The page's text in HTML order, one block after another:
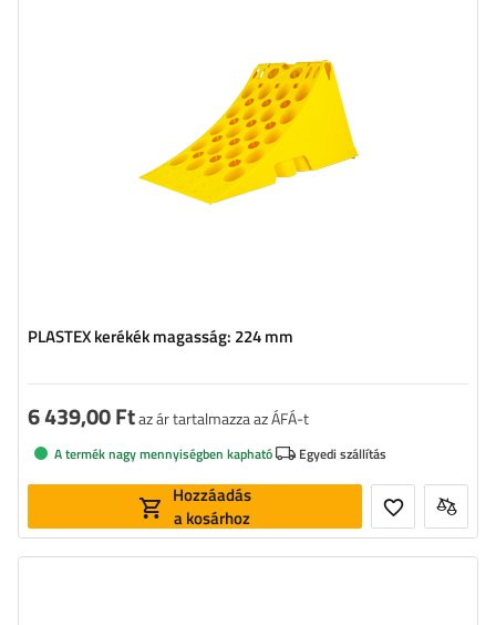
PLASTEX kerékék magasság: 224 mm
6 439,00 Ftaz ár tartalmazza az ÁFÁ-t
A termék nagy mennyiségben kapható Egyedi szállítás
Hozzáadás
a kosárhoz